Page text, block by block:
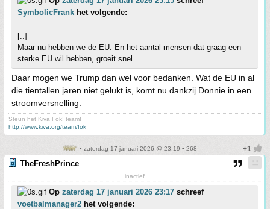
SymbolicFrank het volgende:
[..]
Maar nu hebben we de EU. En het aantal mensen dat graag een
sterke EU wil hebben, groeit snel.
Daar mogen we Trump dan wel voor bedanken. Wat de EU in al
die tientallen jaren niet gelukt is, komt nu dankzij Donnie in een
stroomversnelling.
Steun het Kiva Fok! team!
http://www.kiva.org/team/fok
• zaterdag 17 januari 2026 @ 23:19 • 268
TheFreshPrince
inactief
Op zaterdag 17 januari 2026 23:17 schreef
voetbalmanager2 het volgende: